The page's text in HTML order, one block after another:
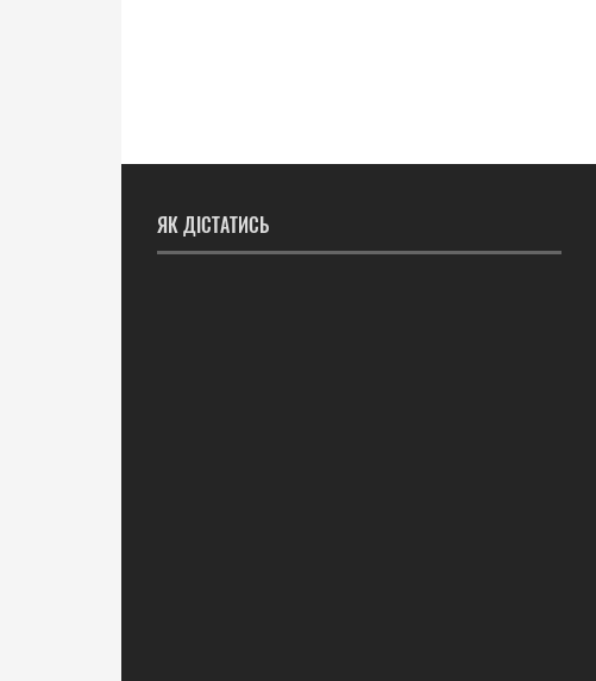
ЯК ДІСТАТИСЬ